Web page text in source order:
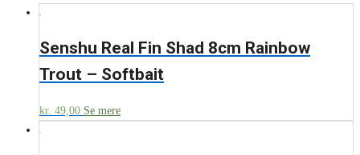
Senshu Real Fin Shad 8cm Rainbow
Trout – Softbait
kr. 49,00 Se mere